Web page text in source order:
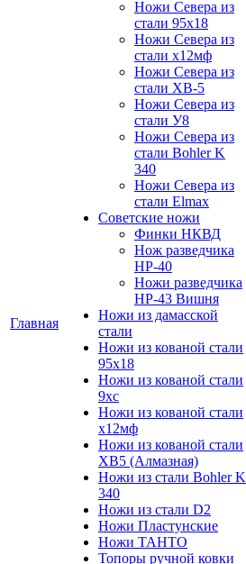
Главная
Ножи Севера из
стали 95х18
Ножи Севера из
стали х12мф
Ножи Севера из
стали ХВ-5
Ножи Севера из
стали У8
Ножи Севера из
стали Bohler K
340
Ножи Севера из
стали Elmax
Советские ножи
Финки НКВД
Нож разведчика
НР-40
Ножи разведчика
НР-43 Вишня
Ножи из дамасской
стали
Ножи из кованой стали
95х18
Ножи из кованой стали
9хс
Ножи из кованой стали
х12мф
Ножи из кованой стали
ХВ5 (Алмазная)
Ножи из стали Bohler K
340
Ножи из стали D2
Ножи Пластунские
Ножи ТАНТО
Топоры ручной ковки